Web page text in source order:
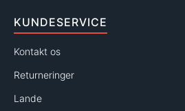
KUNDESERVICE
Kontakt os
Returneringer
Lande